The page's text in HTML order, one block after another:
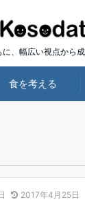
に、幅広い視点から
食を考える
2017年4月25日